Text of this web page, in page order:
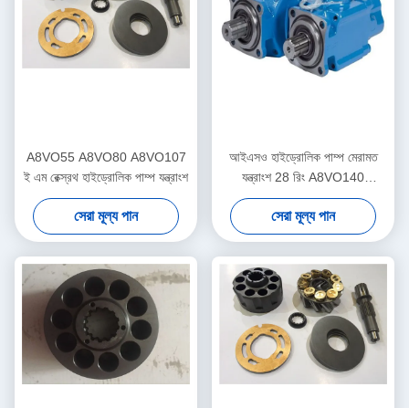
A8VO55 A8VO80 A8VO107
ই এম রেক্স্রথ হাইড্রোলিক পাম্প যন্ত্রাংশ
সেরা মূল্য পান
আইএসও হাইড্রোলিক পাম্প মেরামত
যন্ত্রাংশ 28 রিং A8VO140
A8VO200 A8VO250 Duarble
সেরা মূল্য পান